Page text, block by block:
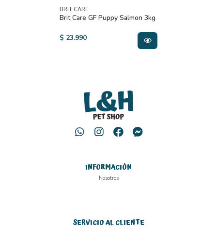
BRIT CARE
Brit Care GF Puppy Salmon 3kg
$ 23.990
INFORMACIÓN
Nosotros
SERVICIO AL CLIENTE